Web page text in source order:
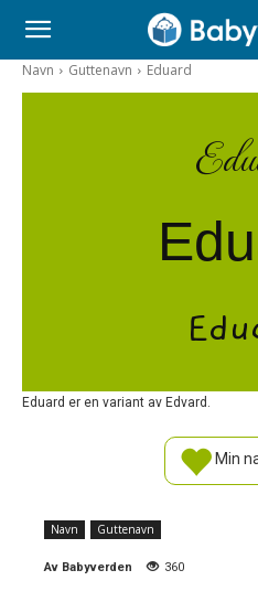
Navn Guttenavn Eduard
Eduard er en variant av Edvard.
Min
Navn Guttenavn
Av Babyverden 360